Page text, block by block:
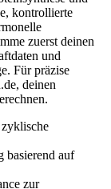
kontrollierte
zuerst deinen
und
Für präzise
deinen
basierend auf
zur